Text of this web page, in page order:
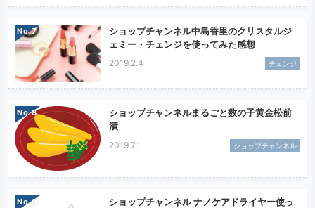
No.
ショップチャンネル中島香里のクリスタルジ
ェミー・チェンジを使ってみた感想
2019.2.4 チェンジ
No.
ショップチャンネルまるごと数の子黄金松前
漬
2019.7.1 ショップチャンネル
No.
ショップチャンネル ナノケアドライヤー使っ